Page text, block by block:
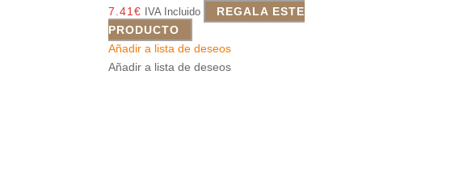
7.41€ IVA Incluido
REGALA ESTE
PRODUCTO
Añadir a lista de deseos
Añadir a lista de deseos